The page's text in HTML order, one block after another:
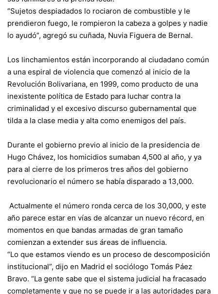
“Sujetos despiadados lo rociaron de combustible y le
prendieron fuego, le rompieron la cabeza a golpes y nadie
lo ayudó”, agregó su cuñada, Nuvia Figuera de Bernal.
Los linchamientos están incorporando al ciudadano común
a una espiral de violencia que comenzó al inicio de la
Revolución Bolivariana, en 1999, como producto de una
inexistente política de Estado para luchar contra la
criminalidad y el excesivo discurso gubernamental que
tilda a la clase media y alta como enemigos del país.
Durante el gobierno previo al inicio de la presidencia de
Hugo Chávez, los homicidios sumaban 4,500 al año, y ya
para al cierre de los primeros tres años del gobierno
revolucionario el número se había disparado a 13,000.
Actualmente el número ronda cerca de los 30,000, y este
año parece estar en vías de alcanzar un nuevo récord, en
momentos en que bandas armadas de gran tamaño
comienzan a extender sus áreas de influencia.
“Lo que estamos viendo es un proceso de descomposición
institucional”, dijo en Madrid el sociólogo Tomás Páez
Bravo. “La gente sabe que el sistema judicial ha fracasado
completamente y que no se puede ir a las autoridades para